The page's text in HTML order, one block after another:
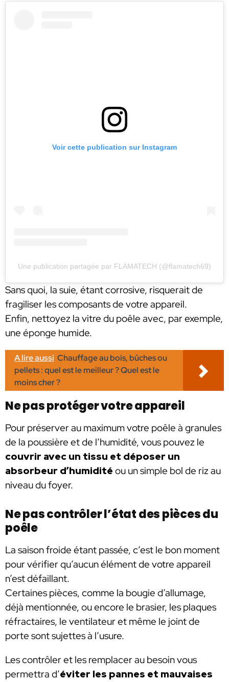
Voir cette publication sur Instagram
Une publication partagée par FLAMATECH (@flamatech69)
Sans quoi, la suie, étant corrosive, risquerait de
fragiliser les composants de votre appareil.
Enfin, nettoyez la vitre du poêle avec, par exemple,
une éponge humide.
A lire aussi Chauffage au bois, bûches ou
pellets : quel est le meilleur ? Quel est le
moins cher ?
Ne pas protéger votre appareil
Pour préserver au maximum votre poêle à granules
de la poussière et de l’humidité, vous pouvez le
couvrir avec un tissu et déposer un
absorbeur d’humidité ou un simple bol de riz au
niveau du foyer.
Ne pas contrôler l’état des pièces du
poêle
La saison froide étant passée, c’est le bon moment
pour vérifier qu’aucun élément de votre appareil
n’est défaillant.
Certaines pièces, comme la bougie d’allumage,
déjà mentionnée, ou encore le brasier, les plaques
réfractaires, le ventilateur et même le joint de
porte sont sujettes à l’usure.
Les contrôler et les remplacer au besoin vous
permettra d’éviter les pannes et mauvaises